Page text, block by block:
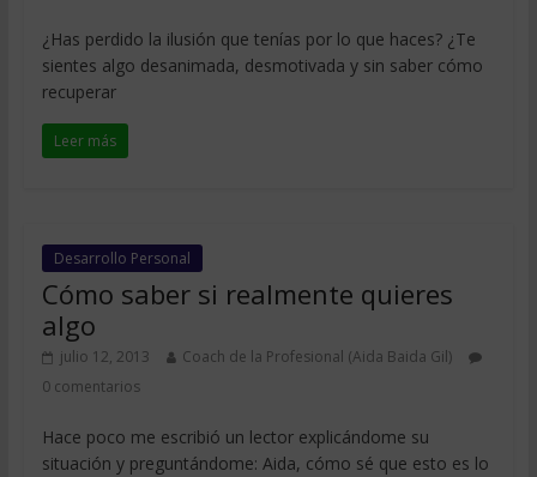
¿Has perdido la ilusión que tenías por lo que haces? ¿Te
sientes algo desanimada, desmotivada y sin saber cómo
recuperar
Leer más
Desarrollo Personal
Cómo saber si realmente quieres
algo
julio 12, 2013
Coach de la Profesional (Aida Baida Gil)
0 comentarios
Hace poco me escribió un lector explicándome su
situación y preguntándome: Aida, cómo sé que esto es lo